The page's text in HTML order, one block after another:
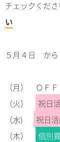
チェックくだ
い
５月４日 か
（月） ＯＦＦ
（火）
祝日
（水)
祝日
（木）
個別